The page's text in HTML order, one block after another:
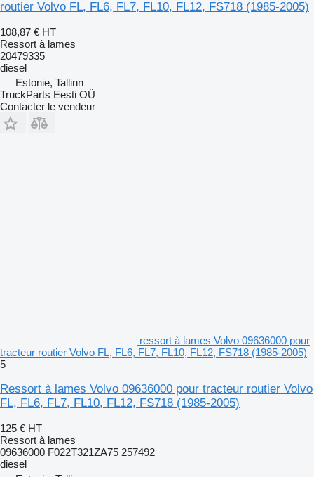
routier Volvo FL, FL6, FL7, FL10, FL12, FS718 (1985-2005)
108,87 € HT
Ressort à lames
20479335
diesel
Estonie, Tallinn
TruckParts Eesti OÜ
Contacter le vendeur
ressort à lames Volvo 09636000 pour
tracteur routier Volvo FL, FL6, FL7, FL10, FL12, FS718 (1985-2005)
5
Ressort à lames Volvo 09636000 pour tracteur routier Volvo
FL, FL6, FL7, FL10, FL12, FS718 (1985-2005)
125 € HT
Ressort à lames
09636000 F022T321ZA75 257492
diesel